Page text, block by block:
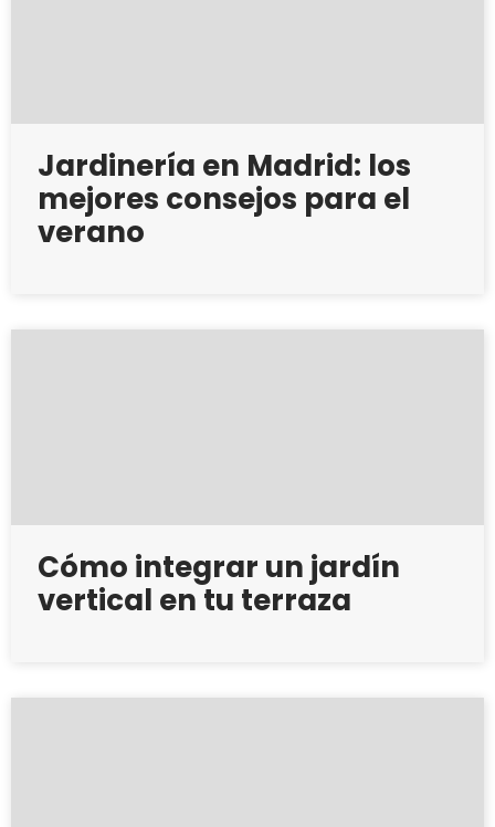
Jardinería en Madrid: los
mejores consejos para el
verano
Cómo integrar un jardín
vertical en tu terraza